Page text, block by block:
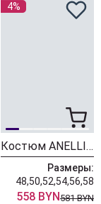
4%
Костюм ANELLI LAUREL 1869 розовое кружево
Размеры:
48,50,52,54,56,58
558 BYN581 BYN